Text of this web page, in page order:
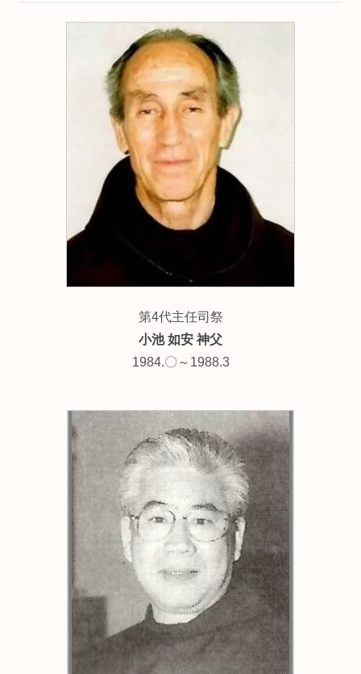
第4代主任司祭
小池 如安 神父
1984.〇～1988.3